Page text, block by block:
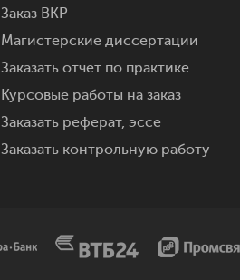
Заказ ВКР
Магистерские диссертации
Заказать отчет по практике
Курсовые работы на заказ
Заказать реферат, эссе
Заказать контрольную работу